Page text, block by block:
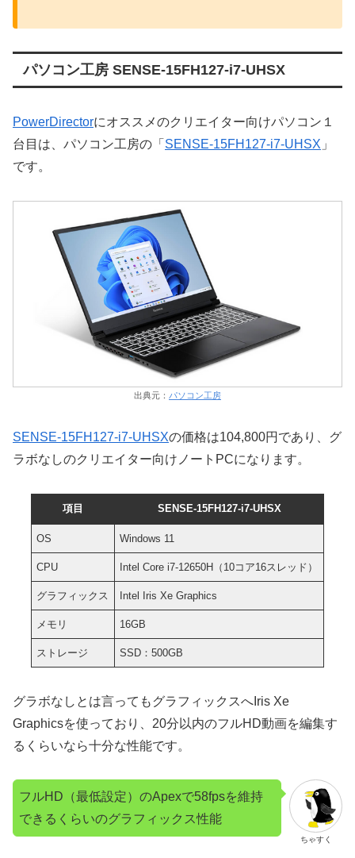
パソコン工房 SENSE-15FH127-i7-UHSX
PowerDirectorにオススメのクリエイター向けパソコン１
台目は、パソコン工房の「 SENSE-15FH127-i7-UHSX 」
です。
出典元： パソコン工房
SENSE-15FH127-i7-UHSXの価格は104,800円であり、グ
ラボなしのクリエイター向けノートPCになります。
項目 SENSE-15FH127-i7-UHSX
OS Windows 11
CPU Intel Core i7-12650H（10コア16スレッド）
グラフィックス Intel Iris Xe Graphics
メモリ 16GB
ストレージ SSD：500GB
グラボなしとは言ってもグラフィックスへIris Xe
Graphicsを使っており、20分以内のフルHD動画を編集す
るくらいなら十分な性能です。
ちゃすく
フルHD（最低設定）のApexで58fpsを維持
できるくらいのグラフィックス性能